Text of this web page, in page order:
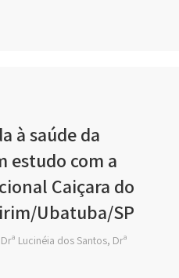
à saúde da
estudo com a
Caiçara do
Ubatuba/SP
Lucinéia dos Santos, Drª